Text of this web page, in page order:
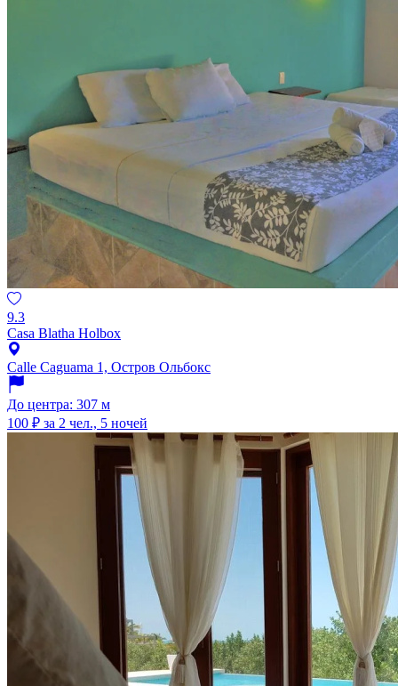
9.3
Casa Blatha Holbox
Calle Caguama 1, Остров Ольбокс
До центра: 307 м
100 ₽ за 2 чел., 5 ночей